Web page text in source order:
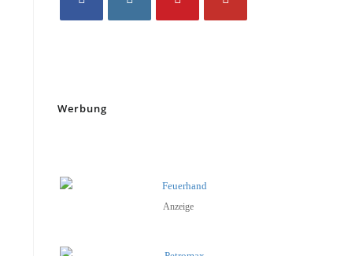
Werbung
Anzeige